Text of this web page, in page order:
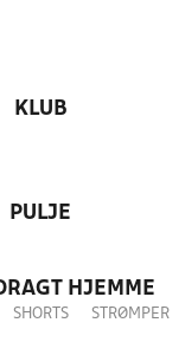
KLUB
PULJE
HJEMME
SHORTS STRØMPER